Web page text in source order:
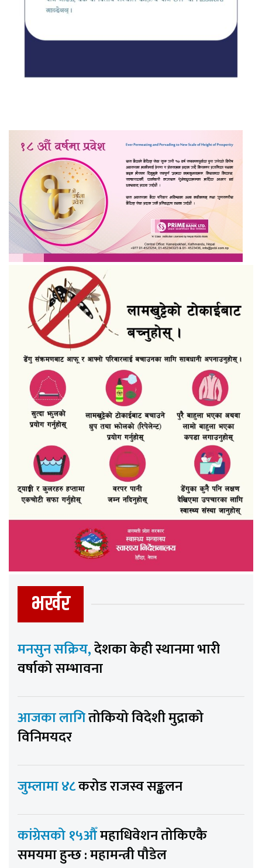
भर्खर
मनसुन सक्रिय,देशका केही स्थानमा भारी
वर्षाको सम्भावना
आजका लागितोकियो विदेशी मुद्राको
विनिमयदर
जुम्लामा ४८करोड राजस्व सङ्कलन
कांग्रेसको १५औँमहाधिवेशन तोकिएकै
समयमा हुन्छ : महामन्त्री पौडेल